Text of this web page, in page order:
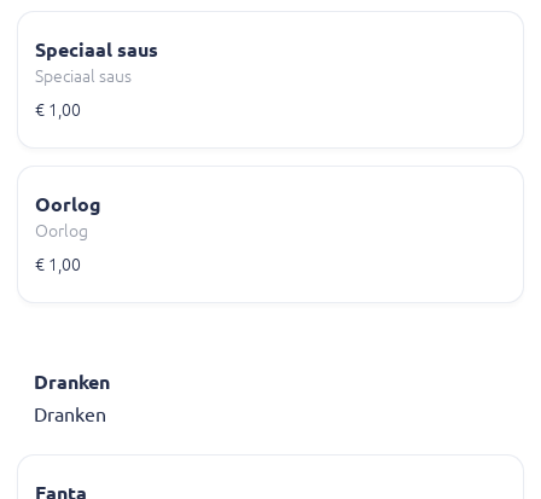
Speciaal saus
Speciaal saus
€ 1,00
Oorlog
Oorlog
€ 1,00
Dranken
Dranken
Fanta